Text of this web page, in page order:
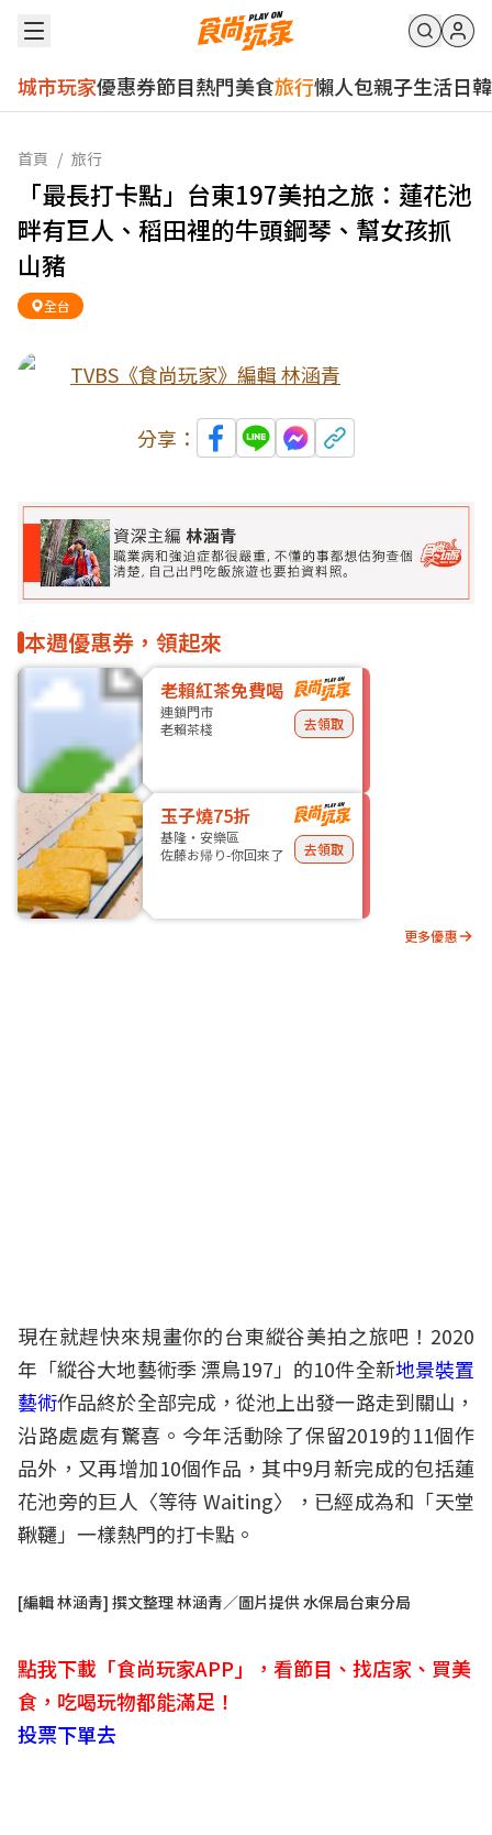
城市玩家優惠券節目熱門美食旅行懶人包親子生活日韓
首頁 / 旅行
「最長打卡點」台東197美拍之旅：蓮花池
畔有巨人、稻田裡的牛頭鋼琴、幫女孩抓
山豬
全台
TVBS《食尚玩家》編輯 林涵青
分享：
本週優惠券，領起來
老賴紅茶免費喝
連鎖門市
老賴茶棧
去領取
玉子燒75折
基隆・安樂區
佐藤お帰り-你回來了
去領取
更多優惠
現在就趕快來規畫你的台東縱谷美拍之旅吧！2020
年「縱谷大地藝術季 漂鳥197」的10件全新地景裝置
藝術作品終於全部完成，從池上出發一路走到關山，
沿路處處有驚喜。今年活動除了保留2019的11個作
品外，又再增加10個作品，其中9月新完成的包括蓮
花池旁的巨人〈等待 Waiting〉，已經成為和「天堂
鞦韆」一樣熱門的打卡點。
[編輯 林涵青] 撰文整理 林涵青／圖片提供 水保局台東分局
點我下載「食尚玩家APP」，看節目、找店家、買美
食，吃喝玩物都能滿足！
投票下單去